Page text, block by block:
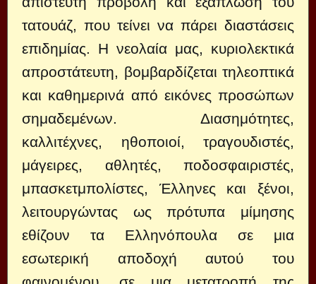
τατουάζ, που τείνει να πάρει διαστάσεις
επιδημίας. Η νεολαία μας, κυριολεκτικά
απροστάτευτη, βομβαρδίζεται τηλεοπτικά
και καθημερινά από εικόνες προσώπων
σημαδεμένων. Διασημότητες,
καλλιτέχνες, ηθοποιοί, τραγουδιστές,
μάγειρες, αθλητές, ποδοσφαιριστές,
μπασκετμπολίστες, Έλληνες και ξένοι,
λειτουργώντας ως πρότυπα μίμησης
εθίζουν τα Ελληνόπουλα σε μια
εσωτερική αποδοχή αυτού του